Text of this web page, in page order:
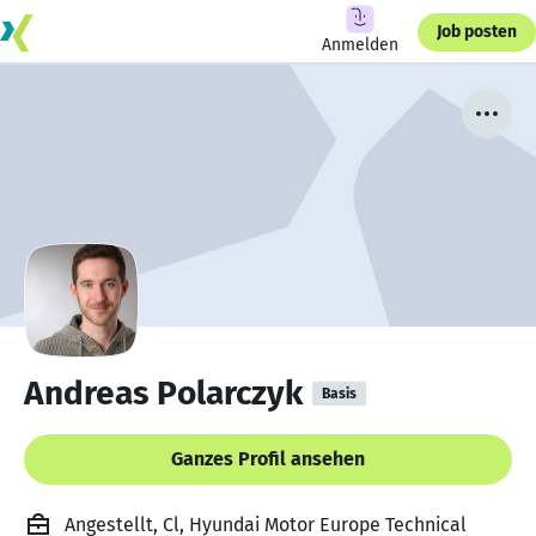
Anmelden
Job posten
Andreas Polarczyk Basis
Ganzes Profil ansehen
Angestellt, Cl, Hyundai Motor Europe Technical